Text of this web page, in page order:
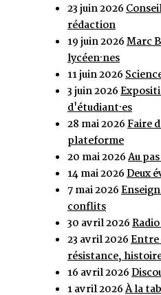
23 juin 2026
rédaction
19 juin 2026Marc
lycéen·nes
11 juin 2026
3 juin 2026
d'étudiant·es
28 mai 2026Faire
plateforme
20 mai 2026Au
14 mai 2026Deux
7 mai 2026
conflits
30 avril 2026
23 avril 2026
résistance,
16 avril 2026
1 avril 2026À la